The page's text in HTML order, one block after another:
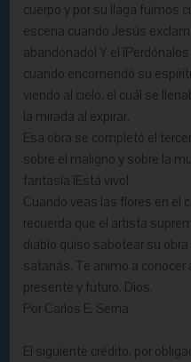
cuerpo y por su llaga fuimos
escena cuando Jesús
abandonado! Y el
cuando encomendó su
viendo al cielo, el cuál se
la mirada al expirar.
Esa obra se completó el
sobre el maligno y sobre la
fantasía ¡Está vivo!
Cuando veas las flores en el
recuerda que el artista
diablo quiso sabotear su
satanás. Te animo a
presente y futuro, Dios.
Por Carlos E. Serna
El siguiente crédito, por